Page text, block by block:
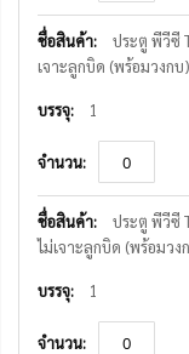
ประตู พีวีซี
เจาะลูกบิด (พร้อมวงกบ)
1
ประตู พีวีซี
ไม่เจาะลูกบิด (พร้อมวง
1